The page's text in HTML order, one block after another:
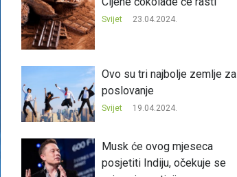
Svijet 23.04.2024.
Ovo su tri najbolje zemlje za
poslovanje
Svijet 19.04.2024.
Musk će ovog mjeseca
posjetiti Indiju, očekuje se